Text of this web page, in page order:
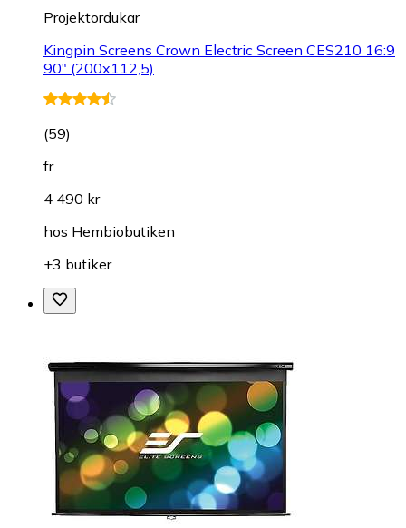
Projektordukar
Kingpin Screens Crown Electric Screen CES210 16:9
90" (200x112,5)
(59)
fr.
4 490 kr
hos Hembiobutiken
+3 butiker